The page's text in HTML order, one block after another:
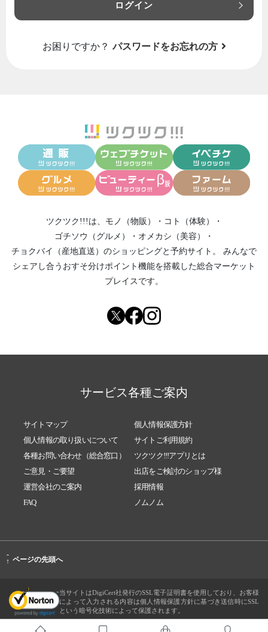
ログイン
お困りですか？ パスワードをお忘れの方
ツクツク!!!は、 モノ（物販） ・ コト（体験）
・
ゴチソウ（グルメ）
・ オメカシ（美容）
・
チョクバイ（産地直送） のショッピングと予約サイト。
みんなで
シェアし合う おすそ分けポイント機能を搭載した総合マーケット
プレイスです。
サービス各種ご案内
サイトマップ
個人情報保護方針
個人情報の取り扱いについて
サイトご利用規約
各種お問い合わせ（総合窓口）
ツクツク!!!アプリとは
ご意見・ご要望
出店をご検討のショップ様
運営会社のご案内
採用情報
FAQ
ノムノム
-
↑ ページの先頭へ
当サイトはDigiCert社発行のSSL電子証明書を使用しており、お客様
によって入力される内容は個人情報保護方針に基づき送信時にSSL
という暗号化技術によって保護されます。